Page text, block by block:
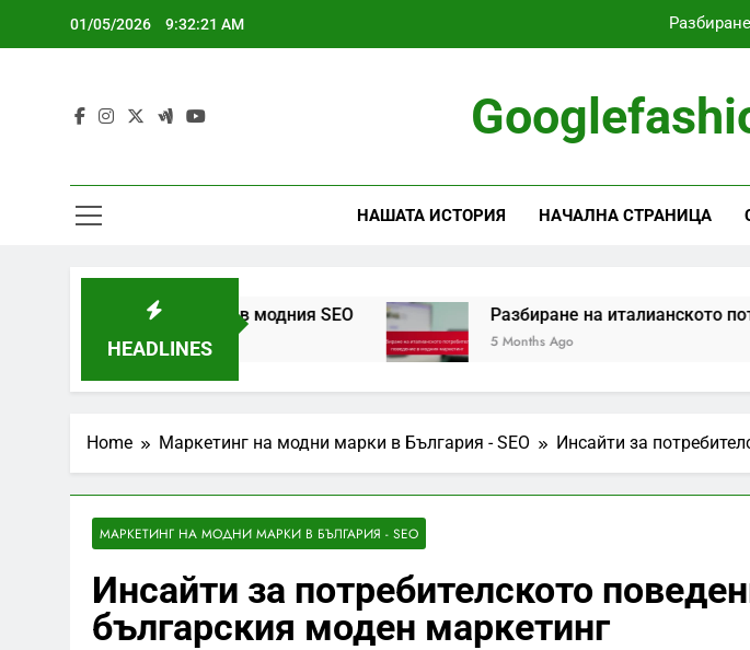
01/05/2026 9:32:22 AM
НАШАТА ИСТОРИЯ НАЧАЛНА СТРАНИЦА
HEADLINES
поведение в модния SEO Разбиране на италианското
5 Months Ago
Home Маркетинг на модни марки в България - SEO Инсайти за
МАРКЕТИНГ НА МОДНИ МАРКИ В БЪЛГАРИЯ - SEO
Инсайти за потребителското
българския моден маркетинг